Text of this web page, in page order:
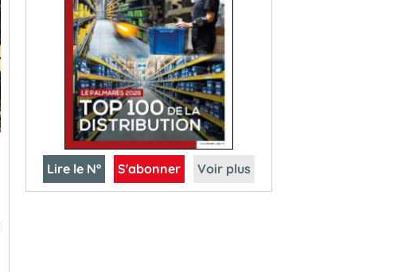
Lire le N° S'abonner Voir plus